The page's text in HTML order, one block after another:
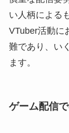
い人柄による
VTuber活動に
難であり、い
ます。
ゲーム配信